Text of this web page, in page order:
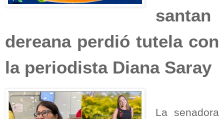
santan
dereana perdió tutela con
la periodista Diana Saray
La senadora